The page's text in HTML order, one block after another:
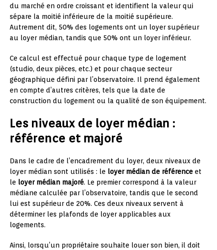
du marché en ordre croissant et identifient la valeur qui
sépare la moitié inférieure de la moitié supérieure.
Autrement dit, 50% des logements ont un loyer supérieur
au loyer médian, tandis que 50% ont un loyer inférieur.
Ce calcul est effectué pour chaque type de logement
(studio, deux pièces, etc.) et pour chaque secteur
géographique défini par l’observatoire. Il prend également
en compte d’autres critères, tels que la date de
construction du logement ou la qualité de son équipement.
Les niveaux de loyer médian :
référence et majoré
Dans le cadre de l’encadrement du loyer, deux niveaux de
loyer médian sont utilisés : le loyer médian de référence et
le loyer médian majoré. Le premier correspond à la valeur
médiane calculée par l’observatoire, tandis que le second
lui est supérieur de 20%. Ces deux niveaux servent à
déterminer les plafonds de loyer applicables aux
logements.
Ainsi, lorsqu’un propriétaire souhaite louer son bien, il doit